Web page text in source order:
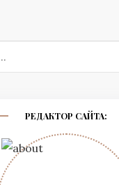
РЕДАКТОР САЙТА: